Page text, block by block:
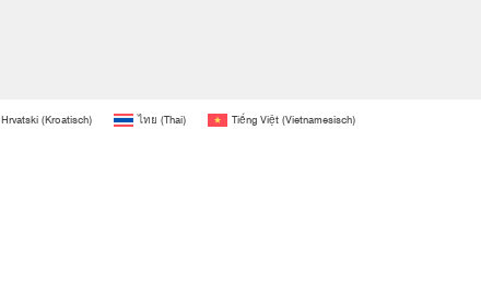
Hrvatski (Kroatisch) ไทย (Thai) Tiếng Việt (Vietnamesisch)